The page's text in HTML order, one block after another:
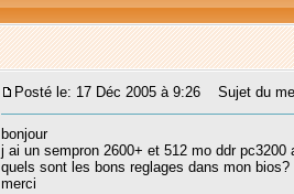
Posté le: 17 Déc 2005 à 9:26 Sujet du
bonjour
j ai un sempron 2600+ et 512 mo ddr pc3200
quels sont les bons reglages dans mon bios?
merci